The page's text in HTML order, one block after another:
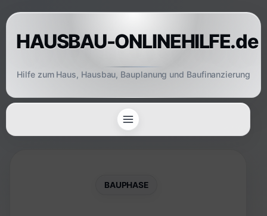
Skip
to
contentHAUSBAU-ONLINEHILFE.de
Hilfe zum Haus, Hausbau, Bauplanung und Baufinanzierung
BAUPHASE